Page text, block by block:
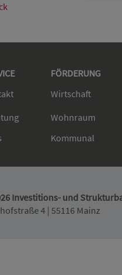
FÖRDERUNG
Wirtschaft
Wohnraum
Kommunal
Investitions- und
4 | 55116 Mainz